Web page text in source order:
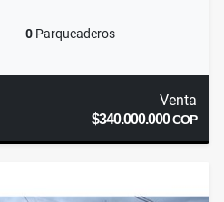
0 Parqueaderos
Venta
$340.000.000COP